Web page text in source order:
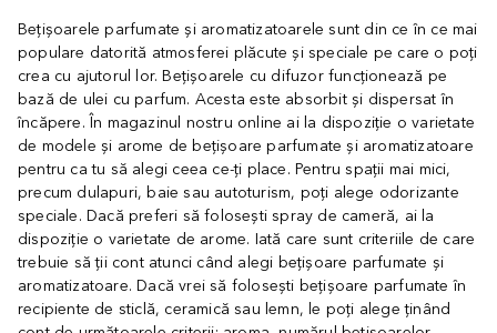
Bețișoarele parfumate și aromatizatoarele sunt din ce în ce mai
populare datorită atmosferei plăcute și speciale pe care o poți
crea cu ajutorul lor. Bețișoarele cu difuzor funcționează pe
bază de ulei cu parfum. Acesta este absorbit și dispersat în
încăpere. În magazinul nostru online ai la dispoziție o varietate
de modele și arome de bețișoare parfumate și aromatizatoare
pentru ca tu să alegi ceea ce-ți place. Pentru spații mai mici,
precum dulapuri, baie sau autoturism, poți alege odorizante
speciale. Dacă preferi să folosești spray de cameră, ai la
dispoziție o varietate de arome. Iată care sunt criteriile de care
trebuie să ții cont atunci când alegi bețișoare parfumate și
aromatizatoare. Dacă vrei să folosești bețișoare parfumate în
recipiente de sticlă, ceramică sau lemn, le poți alege ținând